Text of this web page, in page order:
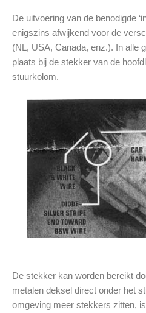
De uitvoering van de benodigde
enigszins afwijkend voor de
(NL, USA, Canada, enz.). In alle
plaats bij de stekker van de
stuurkolom.
De stekker kan worden bereikt
metalen deksel direct onder het
omgeving meer stekkers zitten,